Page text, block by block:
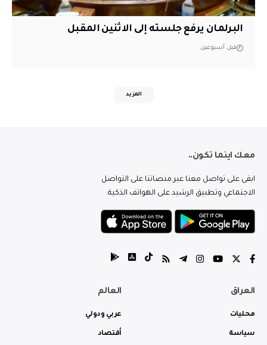
البرلمان يرفع جلسته إلى الاثنين المقبل
قبل أسبوعين
المزيد
معك اينما تكون..
ابقى على تواصل معنا عبر منصاتنا على التواصل
الاجتماعي وتطبيق الرشيد على الهواتف الذكية.
العراق
محليات
سياسة
العالم
عربي ودولي
أقتصاد